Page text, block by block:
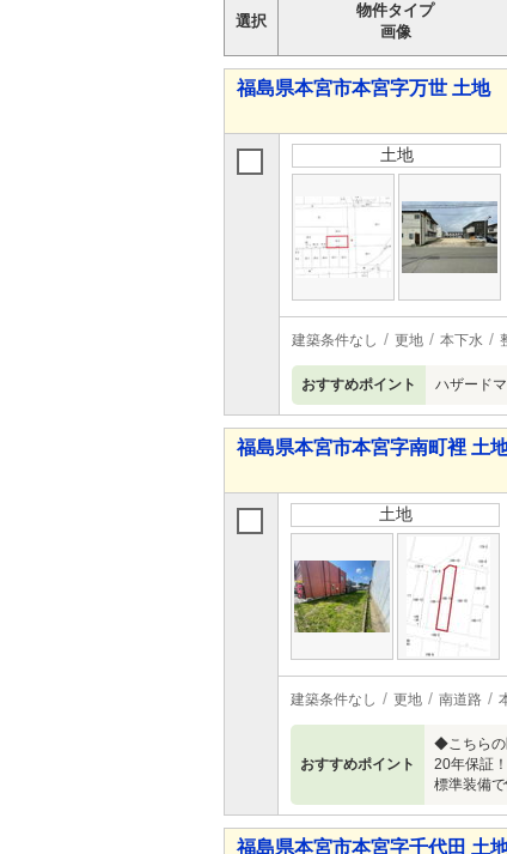
選択
物件タイプ
画像
福島県本宮市本宮字万世 土地
土地
建築条件なし 更地 本下水
おすすめポイント ハザード
福島県本宮市本宮字南町裡 土
土地
建築条件なし 更地 南道路
おすすめポイント
◆こちらの
20年保証
標準装備
福島県本宮市本宮字千代田 土